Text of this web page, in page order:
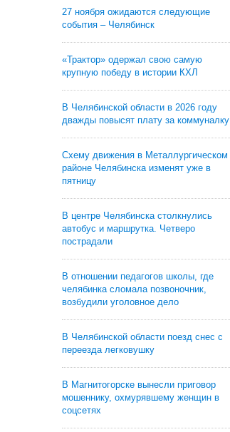
27 ноября ожидаются следующие
события – Челябинск
«Трактор» одержал свою самую
крупную победу в истории КХЛ
В Челябинской области в 2026 году
дважды повысят плату за коммуналку
Схему движения в Металлургическом
районе Челябинска изменят уже в
пятницу
В центре Челябинска столкнулись
автобус и маршрутка. Четверо
пострадали
В отношении педагогов школы, где
челябинка сломала позвоночник,
возбудили уголовное дело
В Челябинской области поезд снес с
переезда легковушку
В Магнитогорске вынесли приговор
мошеннику, охмурявшему женщин в
соцсетях